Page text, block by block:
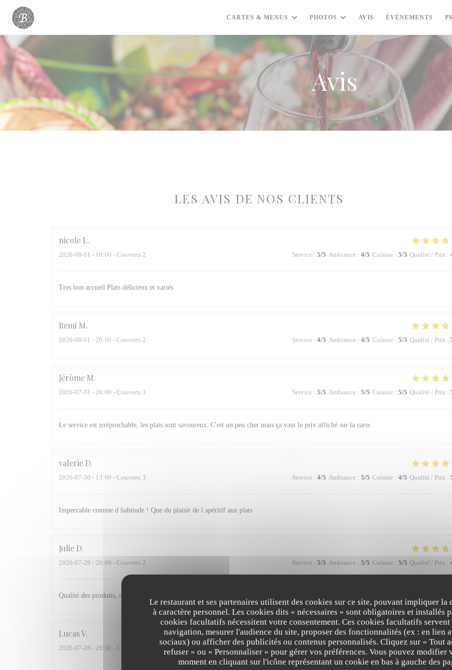
Personnalisation de vos choix en matière de cookies
Le restaurant et ses partenaires utilisent des cookies sur ce site, pouvant impliquer la
à caractère personnel. Les cookies dits « nécessaires » sont obligatoires et installés
cookies facultatifs nécessitent votre consentement. Ces cookies facultatifs servent
navigation, mesurer l'audience du site, proposer des fonctionnalités (ex : en lien
sociaux) ou afficher des publicités ou contenus personnalisés. Cliquez sur « Tout
refuser » ou « Personnaliser » pour gérer vos préférences. Vous pouvez modifier
moment en cliquant sur l'icône représentant un cookie en bas à gauche des
CARTES & MENUS PHOTOS AVIS ÉVÈNEMENTS
Avis
LES AVIS DE NOS CLIENTS
nicole L
2026-08-01 - 19:00 - Couverts 2 Service : 5/5 Ambiance : 4/5 Cuisine : 5/5 Qualité / Prix :
Tres bon accueil Plats délicieux et variés
Remi M
2026-08-01 - 20:00 - Couverts 2 Service : 4/5 Ambiance : 4/5 Cuisine : 5/5 Qualité / Prix :
Jérôme M
2026-07-31 - 20:00 - Couverts 3 Service : 5/5 Ambiance : 5/5 Cuisine : 5/5 Qualité / Prix :
Le service est irréprochable, les plats sont savoureux. C'est un peu cher mais ça vaut le prix affiché sur la carte.
valerie D
2026-07-30 - 13:00 - Couverts 3 Service : 4/5 Ambiance : 5/5 Cuisine : 4/5 Qualité / Prix :
Impeccable comme d habitude ! Que du plaisir de l apéritif aux plats
Julie D
2026-07-29 - 20:00 - Couverts 2 Service : 5/5 Ambiance : 5/5 Cuisine : 5/5 Qualité / Prix :
Qualité des produits, cuisine pleine de saveur et un service agréable
LucasV
2026-07-28 - 20:30 - Couverts 2 Service Ambiance /5 Cuisine : Qualité / Prix